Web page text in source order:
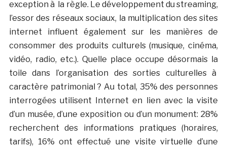
exception à la règle. Le développement du streaming,
l’essor des réseaux sociaux, la multiplication des sites
internet influent également sur les manières de
consommer des produits culturels (musique, cinéma,
vidéo, radio, etc.). Quelle place occupe désormais la
toile dans l’organisation des sorties culturelles à
caractère patrimonial ? Au total, 35% des personnes
interrogées utilisent Internet en lien avec la visite
d’un musée, d’une exposition ou d’un monument: 28%
recherchent des informations pratiques (horaires,
tarifs), 16% ont effectué une visite virtuelle d’une